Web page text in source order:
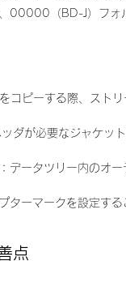
00000（BD-J）フォ
コピーする際、スト
ダが必要なジャケ
データツリー内のオ
ーマークを設定する
点